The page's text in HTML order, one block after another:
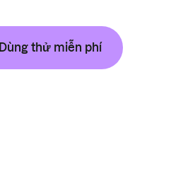
Dùng thử miễn phí